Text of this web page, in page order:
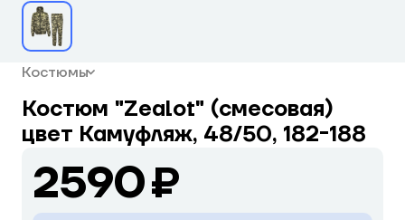
Костюмы
Костюм "Zealot" (смесовая)
цвет Камуфляж, 48/50, 182-188
2590 ₽